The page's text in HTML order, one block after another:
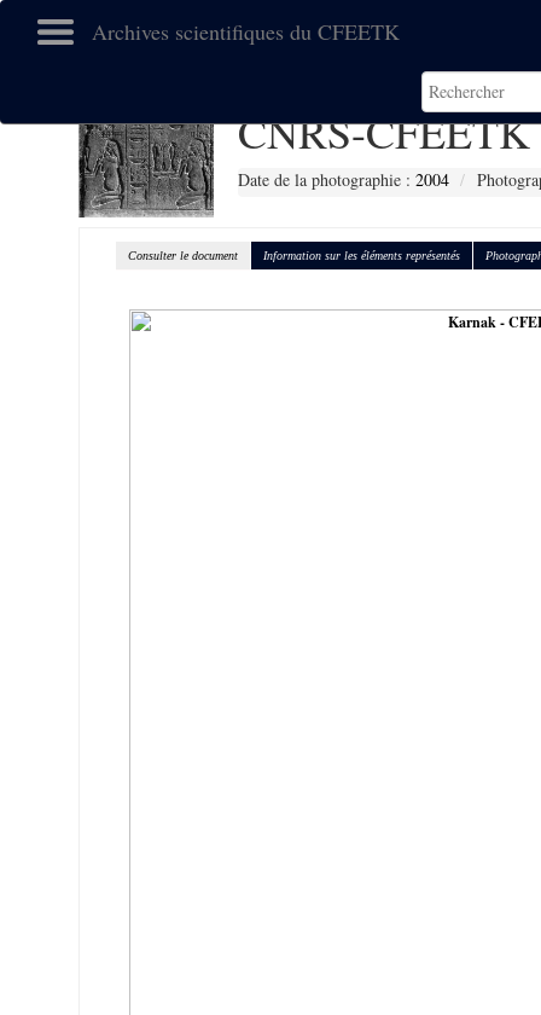
Archives scientifiques du CFEETK
CNRS-CFEETK
Date de la photographie : 2004
Consulter le document Information sur les éléments représentés